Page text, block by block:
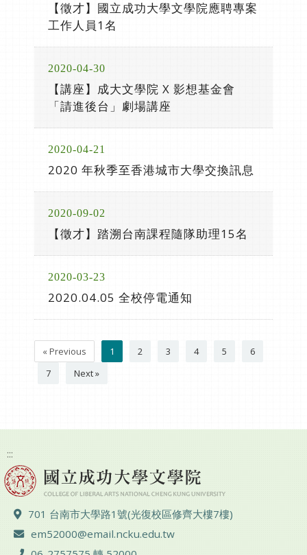
【徵才】國立成功大學文學院應聘專案
工作人員1名
2020-04-30
【講座】成大文學院 X 影想基金會
「請進後台」劇場講座
2020-04-21
2020 年秋季至香港城市大學交換訊息
2020-09-02
【徵才】踏溯台南課程隨隊助理15名
2020-03-23
2020.04.05 全校停電通知
« Previous 1 2 3 4 5
6
7
Next »
:::
ADD :
701 台南市大學路1號(光復校區修齊大樓7樓)
Email :
em52000@email.ncku.edu.tw